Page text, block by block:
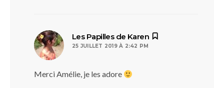
Les Papilles de Karen
25 JUILLET 2019 À 2:42 PM
Merci Amélie, je les adore